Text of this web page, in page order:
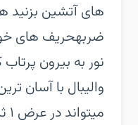
های آتشین بزنید
ضربه‏حریف های
نور به بیرون
والیبال با آسان